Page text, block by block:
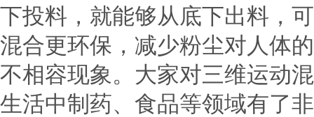
下投料，就能够从底下出料，
混合更环保，减少粉尘对人体
不相容现象。大家对三维运动
生活中制药、食品等领域有了